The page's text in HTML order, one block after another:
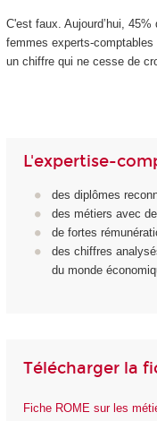
C'est faux. Aujourd’hui,
femmes experts-comptables
un chiffre qui ne cesse de
L'expertise-
des diplômes
des métiers avec
de fortes
des chiffres
du monde
Télécharger la
Fiche ROME sur les